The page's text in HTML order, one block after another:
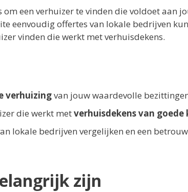
een verhuizer te vinden die voldoet aan
eenvoudig offertes van lokale bedrijven
vinden die werkt met verhuisdekens.
verhuizingvan jouw waardevolle
die werkt metverhuisdekens van
lokale bedrijven vergelijken en een
zijn